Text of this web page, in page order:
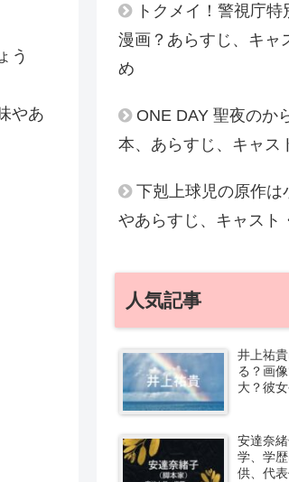
う
やあ
トクメイ！警視庁
漫画？あらすじ、キャ
め
ONE DAY 聖夜のか
本、あらすじ、キャス
下剋上球児の原作は
やあらすじ、キャスト
人気記事
井上祐
る？画
大？彼
安達奈
学、学
供、代